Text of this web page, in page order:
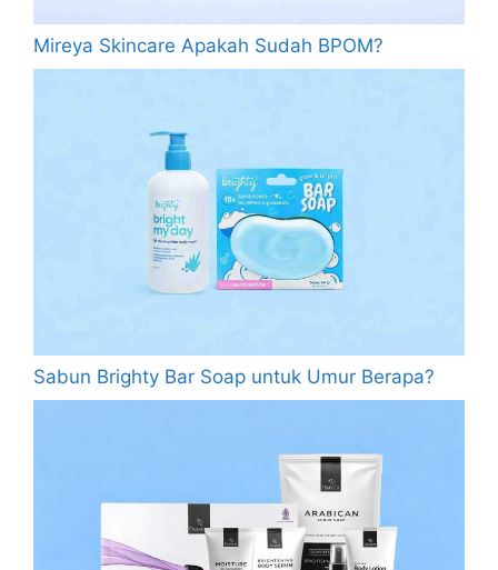
Mireya Skincare Apakah Sudah BPOM?
Sabun Brighty Bar Soap untuk Umur Berapa?